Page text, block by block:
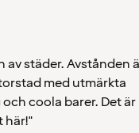
städer. Avstånden
med utmärkta
coola barer. Det är
här!"